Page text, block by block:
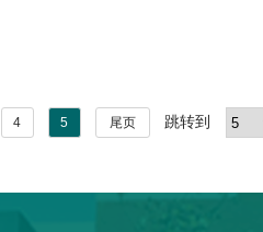
4 5 尾页 跳转到